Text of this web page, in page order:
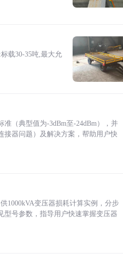
载30-35吨,最大允
（典型值为-3dBm至-24dBm），并
接器问题）及解决方案，帮助用户快
1000kVA变压器损耗计算实例，分步
型号参数，指导用户快速掌握变压器